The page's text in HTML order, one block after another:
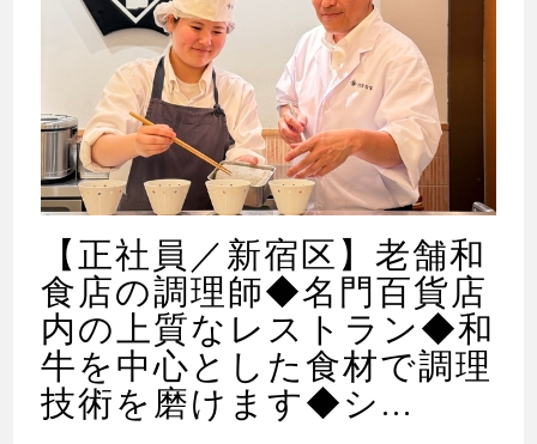
【正社員／新宿区】老舗和
食店の調理師◆名門百貨店
内の上質なレストラン◆和
牛を中心とした食材で調理
技術を磨けます◆シ...